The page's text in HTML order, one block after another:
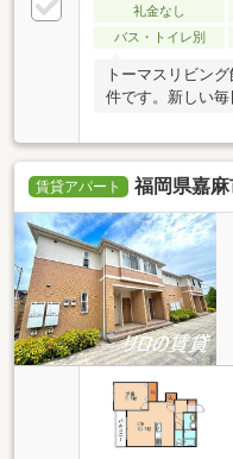
礼金なし
バス・トイレ別
トーマスリビン
件です。新しい毎
賃貸アパート 福岡県嘉